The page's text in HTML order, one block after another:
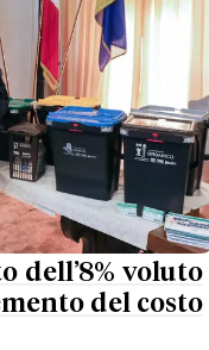
dell’8% voluto
del costo